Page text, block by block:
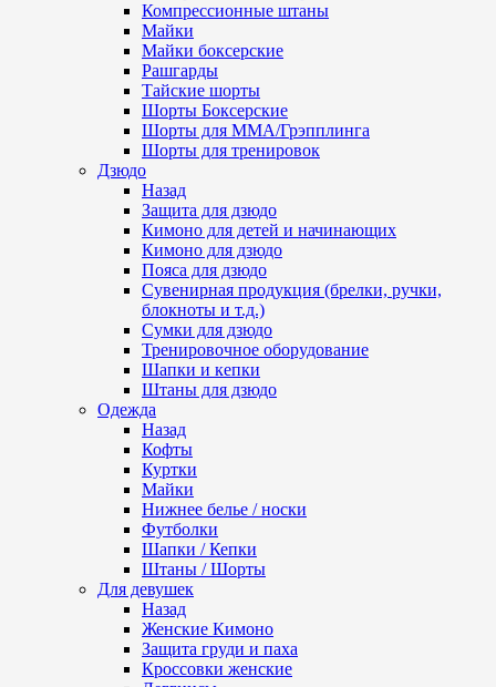
Компрессионные штаны
Майки
Майки боксерские
Рашгарды
Тайские шорты
Шорты Боксерские
Шорты для ММА/Грэпплинга
Шорты для тренировок
Дзюдо
Назад
Защита для дзюдо
Кимоно для детей и начинающих
Кимоно для дзюдо
Пояса для дзюдо
Сувенирная продукция (брелки, ручки,
блокноты и т.д.)
Сумки для дзюдо
Тренировочное оборудование
Шапки и кепки
Штаны для дзюдо
Одежда
Назад
Кофты
Куртки
Майки
Нижнее белье / носки
Футболки
Шапки / Кепки
Штаны / Шорты
Для девушек
Назад
Женские Кимоно
Защита груди и паха
Кроссовки женские